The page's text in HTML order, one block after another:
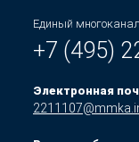
Единый
+7 (495)
Электронная